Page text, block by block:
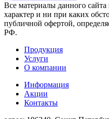
Все материалы данного
характер и ни при каких
публичной офертой,
РФ.
Продукция
Услуги
О компании
Информация
Акции
Контакты